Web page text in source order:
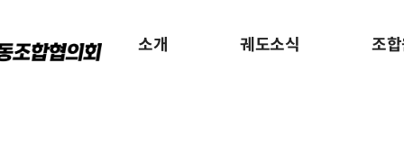
소개 궤도소식 조합